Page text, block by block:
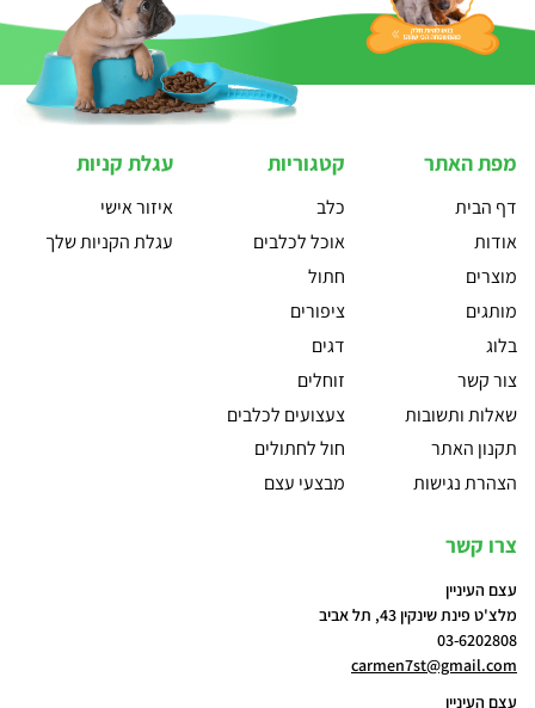
מפת האתר
דף הבית
אודות
מוצרים
מותגים
בלוג
צור קשר
שאלות ותשובות
תקנון האתר
הצהרת נגישות
קטגוריות
כלב
אוכל לכלבים
חתול
ציפורים
דגים
זוחלים
צעצועים לכלבים
חול לחתולים
מבצעי עצם
עגלת קניות
איזור אישי
עגלת הקניות שלך
צרו קשר
עצם העיניין
מלצ'ט פינת שינקין 43, תל אביב
03-6202808
carmen7st@gmail.com
עצם העיניין